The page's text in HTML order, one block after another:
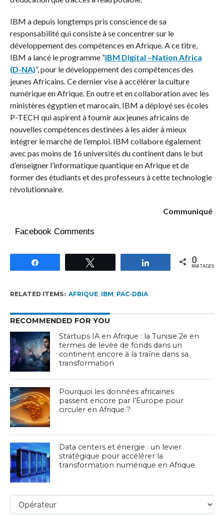
IBM a depuis longtemps pris conscience de sa
responsabilité qui consiste à se concentrer sur le
développement des compétences en Afrique. A ce titre,
IBM a lancé le programme “IBM Digital –Nation Africa
(D-NA)”, pour le développement des compétences des
jeunes Africains. Ce dernier vise à accélérer la culture
numérique en Afrique. En outre et en collaboration avec les
ministères égyptien et marocain, IBM a déployé ses écoles
P-TECH qui aspirent à fournir aux jeunes africains de
nouvelles compétences destinées à les aider à mieux
intégrer le marché de l’emploi. IBM collabore également
avec pas moins de 16 universités du continent dans le but
d’enseigner l’informatique quantique en Afrique et de
former des étudiants et des professeurs à cette technologie
révolutionnaire.
Communiqué
Facebook Comments
Partagez 0
PARTAGES
RELATED ITEMS: AFRIQUE, IBM, PAC-DBIA
RECOMMENDED FOR YOU
Startups IA en Afrique : la Tunisie 2e en
termes de levée de fonds dans un
continent encore à la traîne dans sa
transformation
Pourquoi les données africaines
passent encore par l’Europe pour
circuler en Afrique ?
Data centers et énergie : un levier
stratégique pour accélérer la
transformation numérique en Afrique